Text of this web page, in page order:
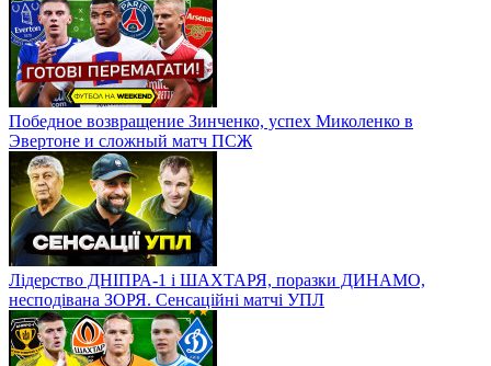
Победное возвращение Зинченко, успех Миколенко в
Эвертоне и сложный матч ПСЖ
Лідерство ДНІПРА-1 і ШАХТАРЯ, поразки ДИНАМО,
несподівана ЗОРЯ. Сенсаційні матчі УПЛ